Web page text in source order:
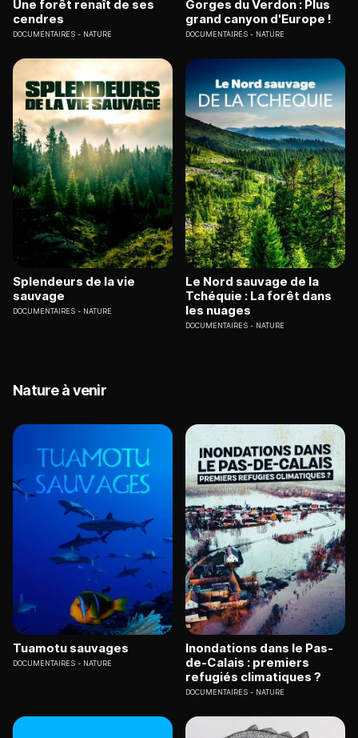
Une forêt renaît de ses
cendres
DOCUMENTAIRES NATURE
Gorges du Verdon : Plus
grand canyon d'Europe !
DOCUMENTAIRES NATURE
Splendeurs de la vie
sauvage
DOCUMENTAIRES NATURE
Le Nord sauvage de la
Tchéquie : La forêt dans
les nuages
DOCUMENTAIRES NATURE
Nature à venir
Tuamotu sauvages
DOCUMENTAIRES NATURE
Inondations dans le Pas-
de-Calais : premiers
refugiés climatiques ?
DOCUMENTAIRES NATURE